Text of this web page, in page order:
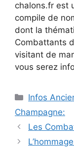
chalons.fr est
compile de
dont la
Combattants
visitant de
vous serez
Catégories
Infos
Champagne:
Les